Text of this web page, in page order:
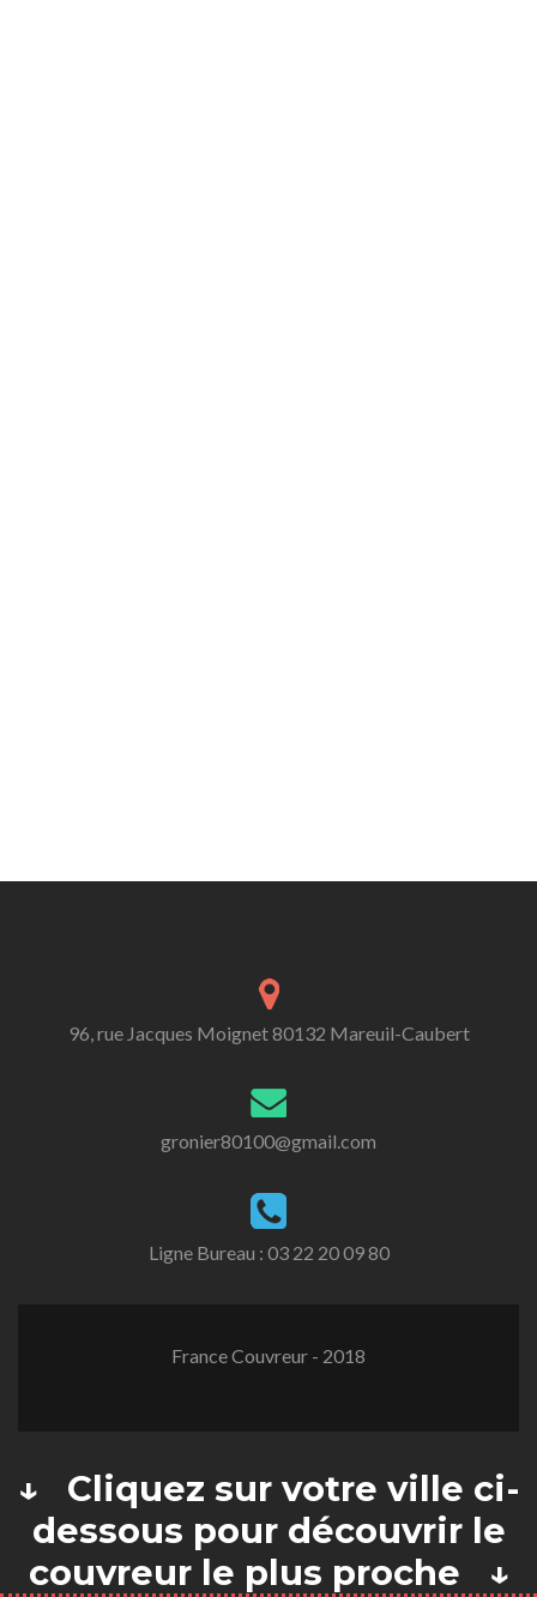
96, rue Jacques Moignet 80132 Mareuil-Caubert
gronier80100@gmail.com
Ligne Bureau : 03 22 20 09 80
France Couvreur - 2018
↓ Cliquez sur votre ville ci-
dessous pour découvrir le
couvreur le plus proche ↓